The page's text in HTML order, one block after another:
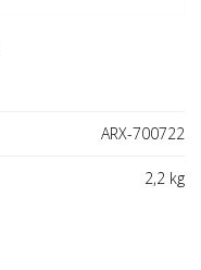
ARX-700722
2,2 kg